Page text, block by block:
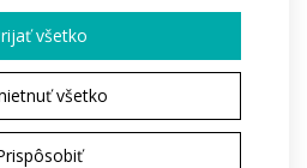
všetko
všetko